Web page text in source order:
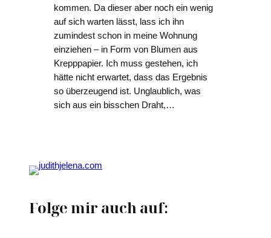
kommen. Da dieser aber noch ein wenig
auf sich warten lässt, lass ich ihn
zumindest schon in meine Wohnung
einziehen – in Form von Blumen aus
Krepppapier. Ich muss gestehen, ich
hätte nicht erwartet, dass das Ergebnis
so überzeugend ist. Unglaublich, was
sich aus ein bisschen Draht,…
Folge mir auch auf: